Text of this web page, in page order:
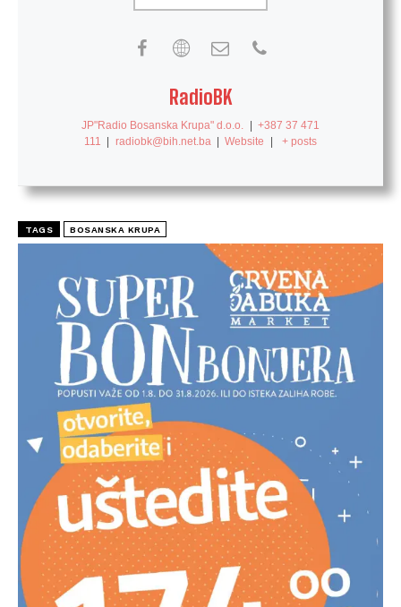
RadioBK
JP"Radio Bosanska Krupa" d.o.o.
+387 37 471
111
radiobk@bih.net.ba Website + posts
TAGS BOSANSKA KRUPA